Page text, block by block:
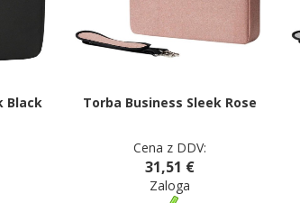
Black Torba Business Sleek Rose
Cena z DDV:
31,51 €
Zaloga